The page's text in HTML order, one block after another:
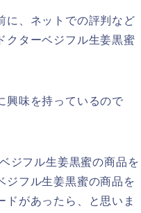
に、ネットでの評判など
クターベジフル生姜黒蜜
興味を持っているので
ジフル生姜黒蜜の商品を
ジフル生姜黒蜜の商品を
があったら、と思いま